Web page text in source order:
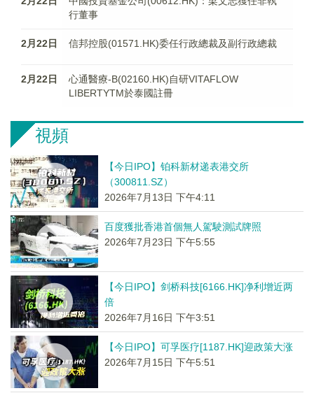
行董事
2月22日 信邦控股(01571.HK)委任行政總裁及副行政總裁
2月22日
心通醫療-B(02160.HK)自研VITAFLOW
LIBERTYTM於泰國註冊
視頻
【今日IPO】铂科新材递表港交所
（300811.SZ）
2026年7月13日 下午4:11
百度獲批香港首個無人駕駛測試牌照
2026年7月23日 下午5:55
【今日IPO】剑桥科技[6166.HK]净利增近两
倍
2026年7月16日 下午3:51
【今日IPO】可孚医疗[1187.HK]迎政策大涨
2026年7月15日 下午5:51